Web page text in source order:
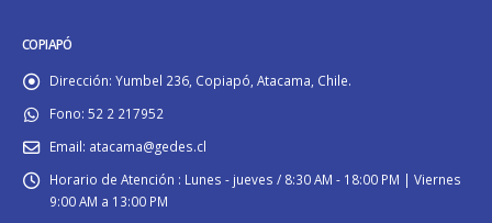
COPIAPÓ
Dirección: Yumbel 236, Copiapó, Atacama, Chile.
Fono: 52 2 217952
Email: atacama@gedes.cl
Horario de Atención : Lunes - jueves / 8:30 AM - 18:00 PM | Viernes
9:00 AM a 13:00 PM